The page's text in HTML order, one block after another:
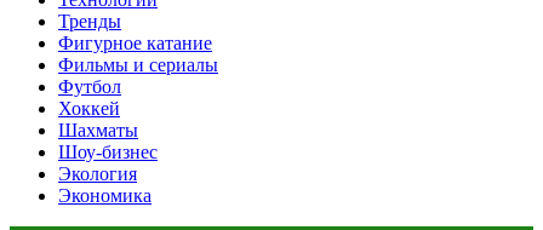
Тренды
Фигурное катание
Фильмы и сериалы
Футбол
Хоккей
Шахматы
Шоу-бизнес
Экология
Экономика